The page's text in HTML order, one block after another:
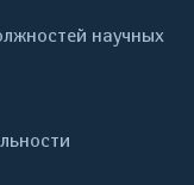
научных